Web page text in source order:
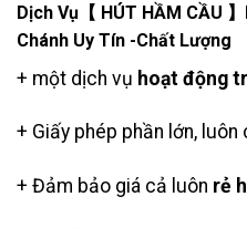
Dịch Vụ【 HÚT HẦM CẦU
Chánh Uy Tín -Chất Lượng
+ một dịch vụ hoạt động
+ Giấy phép phần lớn, luôn
+ Đảm bảo giá cả luôn rẻ